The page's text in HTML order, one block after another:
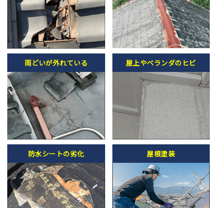
雨どいが外れている 屋上やベランダのヒビ
防水シートの劣化 屋根塗装